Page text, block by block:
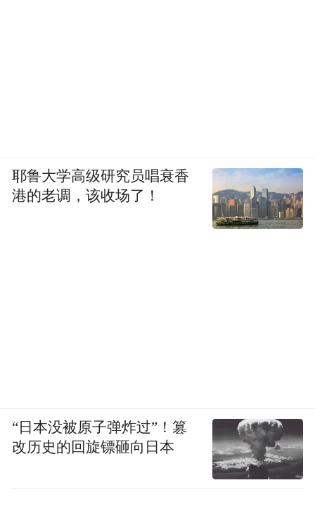
耶鲁大学高级研究员唱衰香
港的老调，该收场了！
“日本没被原子弹炸过”！篡
改历史的回旋镖砸向日本